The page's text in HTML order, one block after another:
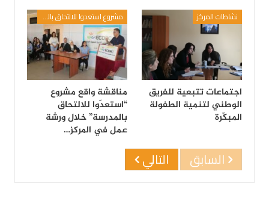
نشاطات المركز
اجتماعات تتبعية للفريق
الوطني لتنمية الطفولة
المبكّرة
مشروع استعدوا للالتحاق بالمدرسة
مناقشة واقع مشروع
“استعدّوا للالتحاق
بالمدرسة” خلال ورشة
عمل في المركز…
السابق التالي